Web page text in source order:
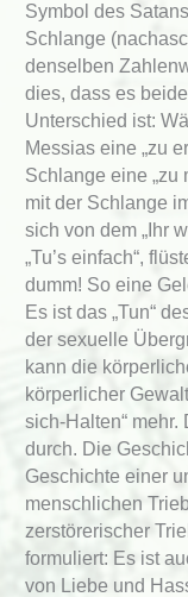
Symbol des
Schlange
denselben
dies, dass es
Unterschied ist:
Messias eine „zu
Schlange eine „zu
mit der Schlange
sich von dem „Ihr
„Tu’s einfach“,
dumm! So eine
Es ist das „Tun“
der sexuelle
kann die
körperlicher
sich-Halten“
durch. Die
Geschichte einer
menschlichen
zerstörerischer
formuliert: Es ist
von Liebe und